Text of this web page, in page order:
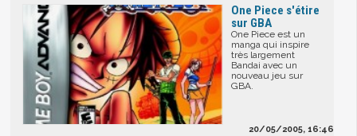
One Piece s'étire
sur GBA
One Piece est un
manga qui inspire
très largement
Bandai avec un
nouveau jeu sur
GBA.
20/05/2005, 16:46